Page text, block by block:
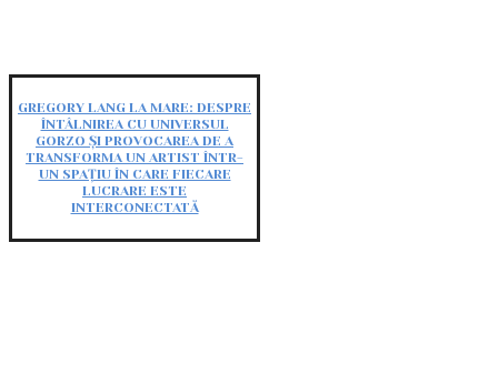
GREGORY LANG LA MARE: DESPRE
ÎNTÂLNIREA CU UNIVERSUL
GORZO ȘI PROVOCAREA DE A
TRANSFORMA UN ARTIST ÎNTR-
UN SPAȚIU ÎN CARE FIECARE
LUCRARE ESTE
INTERCONECTATĂ